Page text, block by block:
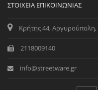
ΣΤΟΙΧΕΊΑ ΕΠΙΚΟΙΝΩΝΊΑΣ
Κρήτης 44,
2118009140
info@streetware.gr